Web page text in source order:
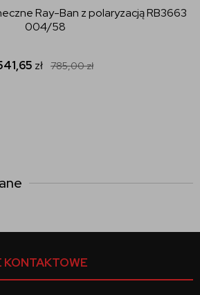
Ray-Ban z polaryzacją RB3663
004/58
zł 785,00zł